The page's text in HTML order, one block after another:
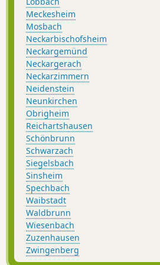
Meckesheim
Mosbach
Neckarbischofsheim
Neckargemünd
Neckargerach
Neckarzimmern
Neidenstein
Neunkirchen
Obrigheim
Reichartshausen
Schönbrunn
Schwarzach
Siegelsbach
Sinsheim
Spechbach
Waibstadt
Waldbrunn
Wiesenbach
Zuzenhausen
Zwingenberg